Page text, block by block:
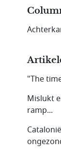
"The
Mislukt
ramp...